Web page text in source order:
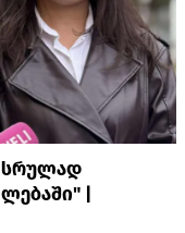
სრულად
|